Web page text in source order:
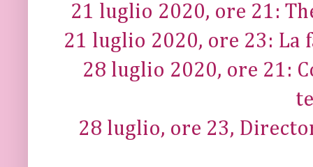
21 luglio 2020, ore 21:
21 luglio 2020, ore 23: La
28 luglio 2020, ore 21:
28 luglio, ore 23,